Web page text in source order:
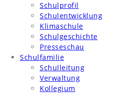
Schulprofil
Schulentwicklung
Klimaschule
Schulgeschichte
Presseschau
Schulfamilie
Schulleitung
Verwaltung
Kollegium